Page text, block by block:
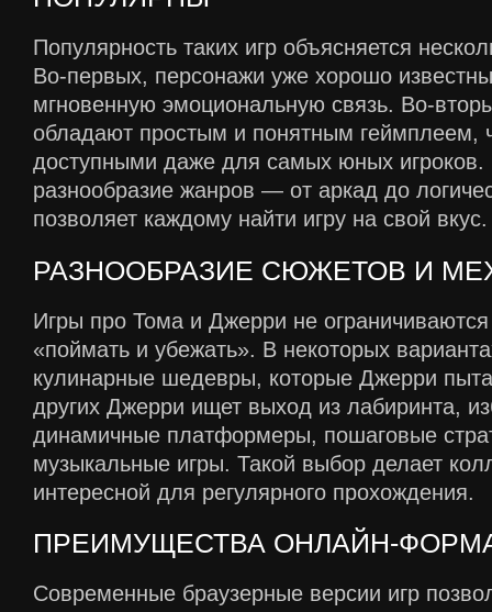
Популярность таких игр объясняется
Во-первых, персонажи уже хорошо
мгновенную эмоциональную связь. Во-
обладают простым и понятным геймплеем,
доступными даже для самых юных игроков.
разнообразие жанров — от аркад до
позволяет каждому найти игру на свой вкус.
РАЗНООБРАЗИЕ СЮЖЕТОВ И
Игры про Тома и Джерри не
«поймать и убежать». В некоторых
кулинарные шедевры, которые Джерри
других Джерри ищет выход из лабиринта,
динамичные платформеры, пошаговые
музыкальные игры. Такой выбор делает
интересной для регулярного прохождения.
ПРЕИМУЩЕСТВА ОНЛАЙН-
Современные браузерные версии игр